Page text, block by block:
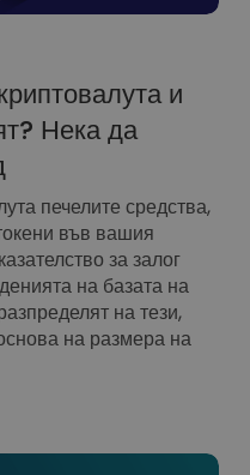
и
Нека да
печелите средства,
във вашия
за залог
на базата на
на тези,
на размера на